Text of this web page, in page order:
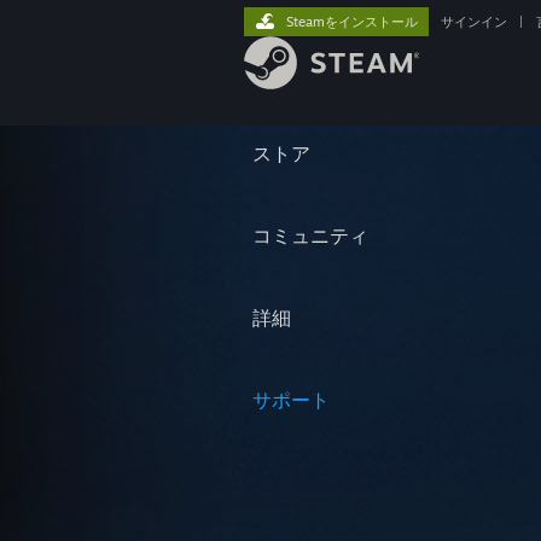
ストア
コミュニティ
詳細
サポート
Steamをインストール サインイン